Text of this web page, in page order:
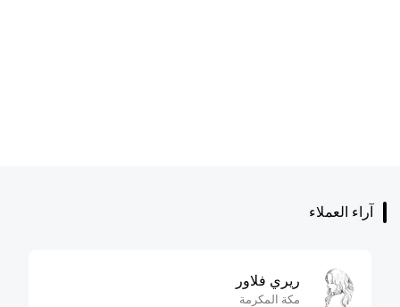
آراء العملاء
ريري فلاور
مكة المكرمة